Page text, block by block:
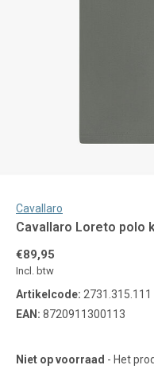
Cavallaro
Cavallaro Loreto polo
€89,95
Incl. btw
Artikelcode: 2731.315.111
EAN: 8720911300113
Niet op voorraad - Het